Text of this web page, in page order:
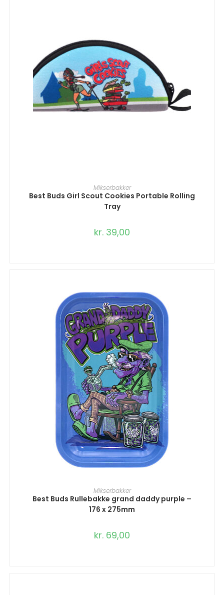
TILFØJ TIL KURV
Mikserbakker
Best Buds Girl Scout Cookies Portable Rolling
Tray
kr. 39,00
TILFØJ TIL KURV
Mikserbakker
Best Buds Rullebakke grand daddy purple –
176 x 275mm
kr. 69,00